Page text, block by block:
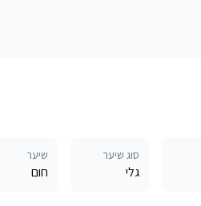
סוג שיער
גלי
שיער
חום